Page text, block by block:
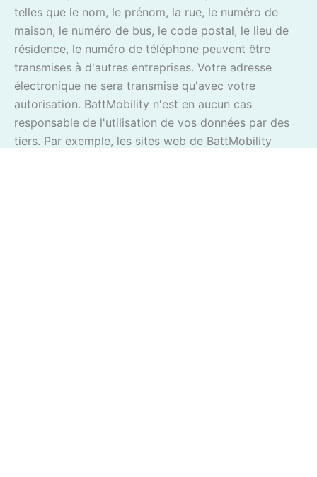
telles que le nom, le prénom, la rue, le numéro de
maison, le numéro de bus, le code postal, le lieu de
résidence, le numéro de téléphone peuvent être
transmises à d'autres entreprises. Votre adresse
électronique ne sera transmise qu'avec votre
autorisation. BattMobility n'est en aucun cas
responsable de l'utilisation de vos données par des
tiers. Par exemple, les sites web de BattMobility